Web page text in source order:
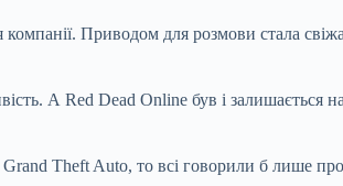
Приводом для розмови стала
А Red Dead Online був і залишається
Theft Auto, то всі говорили б лише